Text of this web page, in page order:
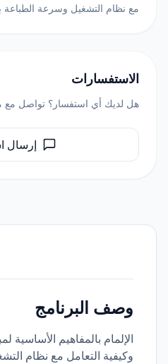
وصف البرنامج
الإلمام بالمفاهيم الأساسية
وكيفية التعامل مع نظام
مع نظام التشغيل وسرعة
الاستفسارات
هل لديك أي استفسار؟ تواصل مع
إرسال